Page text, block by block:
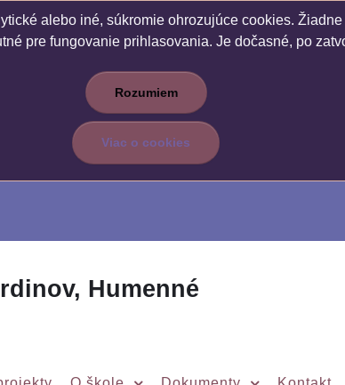
alebo iné, súkromie ohrozujúce cookies.
pre fungovanie prihlasovania. Je dočasné, po
Rozumiem
Viac o cookies
Humenné